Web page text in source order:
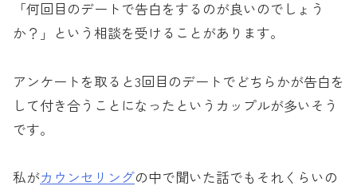
「何回目のデートで告白をするのが良いのでしょう
か？」という相談を受けることがあります。
アンケートを取ると3回目のデートでどちらかが告白を
して付き合うことになったというカップルが多いそう
です。
私がカウンセリングの中で聞いた話でもそれくらいの